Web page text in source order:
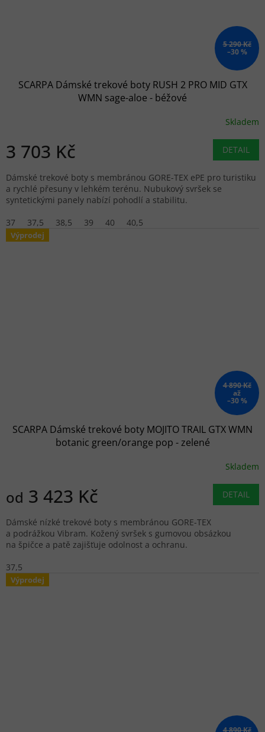
5 290 Kč
–30 %
SCARPA Dámské trekové boty RUSH 2 PRO MID GTX
WMN sage-aloe - béžové
Skladem
3 703 Kč DETAIL
Dámské trekové boty s membránou GORE-TEX ePE pro turistiku
a rychlé přesuny v lehkém terénu. Nubukový svršek se
syntetickými panely nabízí pohodlí a stabilitu.
37
37,5 38,5 39 40 40,5
Výprodej
4 890 Kč
až
–30 %
SCARPA Dámské trekové boty MOJITO TRAIL GTX WMN
botanic green/orange pop - zelené
Skladem
od 3 423 Kč DETAIL
Dámské nízké trekové boty s membránou GORE-TEX
a podrážkou Vibram. Kožený svršek s gumovou obsázkou
na špičce a patě zajišťuje odolnost a ochranu.
37,5
Výprodej
4 890 Kč